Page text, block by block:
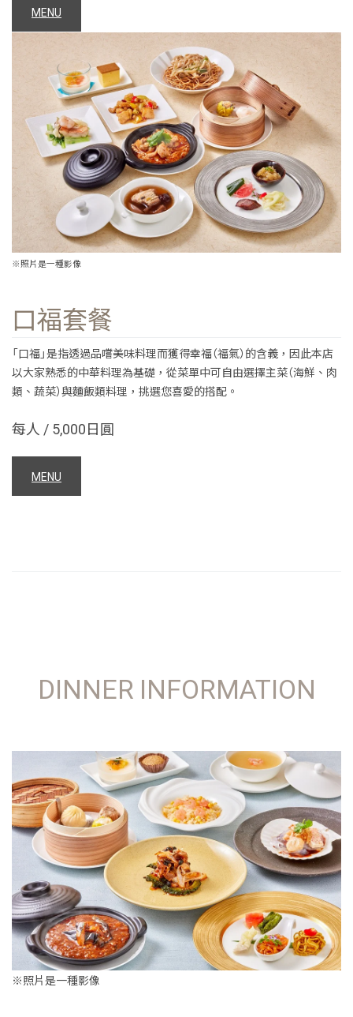
MENU
※照片是一種影像
口福套餐
「口福」是指透過品嚐美味料理而獲得幸福（福氣）的含義，因此本店
以大家熟悉的中華料理為基礎，從菜單中可自由選擇主菜（海鮮、肉
類、蔬菜）與麵飯類料理，挑選您喜愛的搭配。
每人 / 5,000日圓
MENU
DINNER INFORMATION
※照片是一種影像